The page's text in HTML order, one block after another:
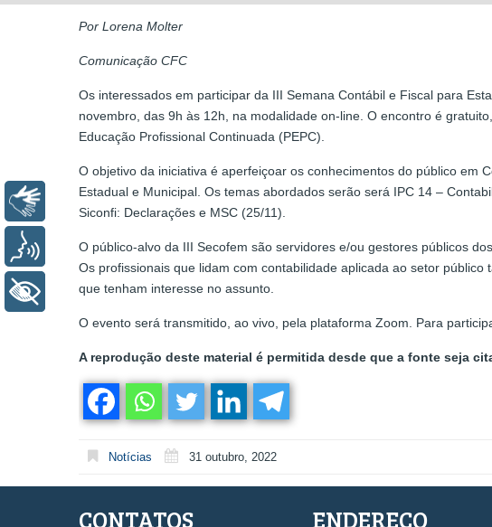
Por Lorena Molter
Comunicação CFC
Os interessados em participar da III Semana Contábil e Fiscal para
novembro, das 9h às 12h, na modalidade on-line. O encontro é
Educação Profissional Continuada (PEPC).
O objetivo da iniciativa é aperfeiçoar os conhecimentos do público em
Estadual e Municipal. Os temas abordados serão será IPC 14 –
Siconfi: Declarações e MSC (25/11).
O público-alvo da III Secofem são servidores e/ou gestores públicos
Os profissionais que lidam com contabilidade aplicada ao setor
que tenham interesse no assunto.
O evento será transmitido, ao vivo, pela plataforma Zoom. Para
A reprodução deste material é permitida desde que a fonte seja
Notícias 31 outubro, 2022
CONTATOS ENDEREÇO
Libras
Voz
+ Acessibilidade